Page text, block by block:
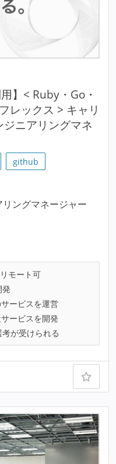
】< Ruby・Go・
レックス > キャリ
ニアリングマネ
github
ングマネージャー
モート可
発
ービスを運営
ービスを開発
が受けられる